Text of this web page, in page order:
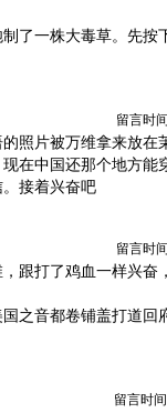
了一株大毒草。先按
留言时
照片被万维拿来放在
在中国还那个地方能
接着兴奋吧
留言时
跟打了鸡血一样兴奋
之音都卷铺盖打道回
留言时